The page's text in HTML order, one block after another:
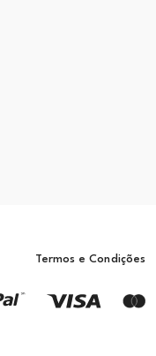
Termos e Condições